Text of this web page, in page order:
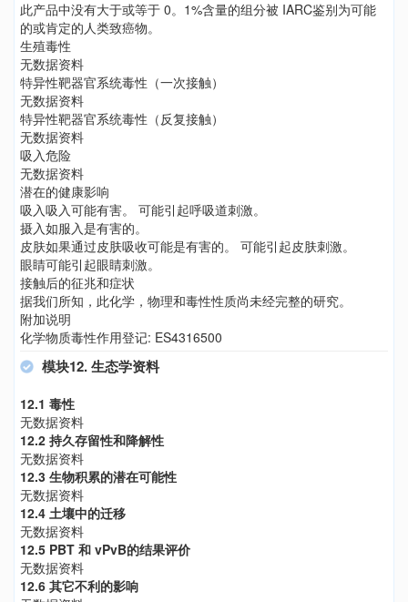
此产品中没有大于或等于 0。1%含量的组分被 IARC鉴别为可能
的或肯定的人类致癌物。
生殖毒性
无数据资料
特异性靶器官系统毒性（一次接触）
无数据资料
特异性靶器官系统毒性（反复接触）
无数据资料
吸入危险
无数据资料
潜在的健康影响
吸入吸入可能有害。 可能引起呼吸道刺激。
摄入如服入是有害的。
皮肤如果通过皮肤吸收可能是有害的。 可能引起皮肤刺激。
眼睛可能引起眼睛刺激。
接触后的征兆和症状
据我们所知，此化学，物理和毒性性质尚未经完整的研究。
附加说明
化学物质毒性作用登记: ES4316500
模块12. 生态学资料
12.1 毒性
无数据资料
12.2 持久存留性和降解性
无数据资料
12.3 生物积累的潜在可能性
无数据资料
12.4 土壤中的迁移
无数据资料
12.5 PBT 和 vPvB的结果评价
无数据资料
12.6 其它不利的影响